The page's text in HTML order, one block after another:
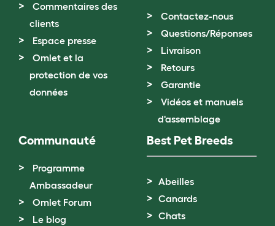
Commentaires des
clients
Espace presse
Omlet et la
protection de vos
données
Contactez-nous
Questions/Réponses
Livraison
Retours
Garantie
Vidéos et manuels
d'assemblage
Communauté
Programme
Ambassadeur
Omlet Forum
Le blog
Best Pet Breeds
Abeilles
Canards
Chats